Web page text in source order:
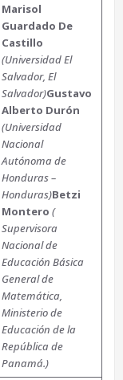
Marisol
Guardado De
Castillo
(Universidad El
Salvador, El
Salvador)Gustavo
Alberto Durón
(Universidad
Nacional
Autónoma de
Honduras –
Honduras)Betzi
Montero(
Supervisora
Nacional de
Educación Básica
General de
Matemática,
Ministerio de
Educación de la
República de
Panamá.)